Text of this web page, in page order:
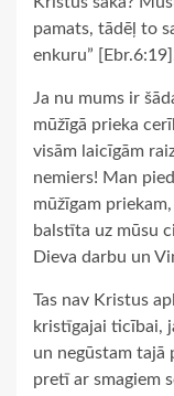
pamats, tādēļ to
enkuru”
Ja nu mums ir
mūžīgā prieka
visām laicīgām
nemiers! Man
mūžīgam
balstīta uz mūsu
Dieva darbu un
Tas nav Kristus
kristīgajai ticībai,
un negūstam tajā
pretī ar smagiem